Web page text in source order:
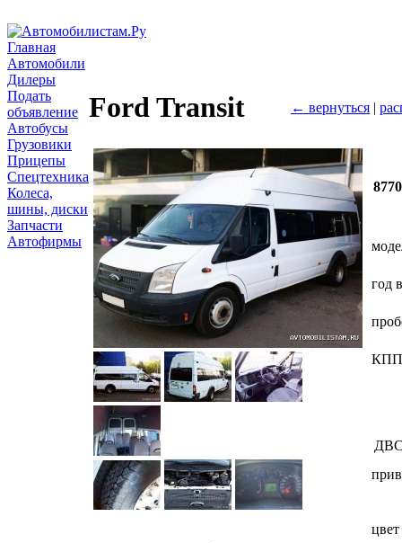
Главная
Автомобили
Дилеры
Подать
объявление
Автобусы
Грузовики
Прицепы
Спецтехника
Колеса,
шины, диски
Запчасти
Автофирмы
Ford Transit ← вернуться |
год
КПП
цвет